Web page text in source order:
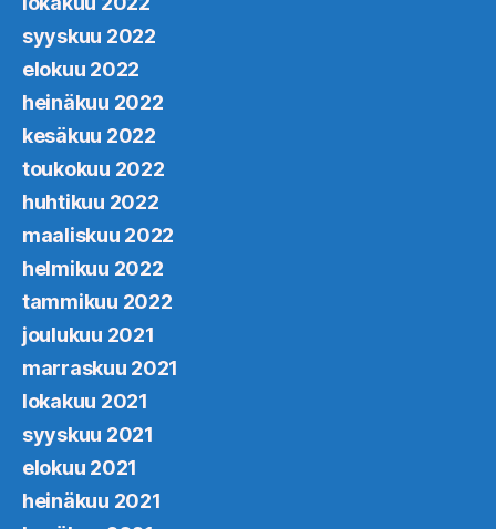
syyskuu 2022
elokuu 2022
heinäkuu 2022
kesäkuu 2022
toukokuu 2022
huhtikuu 2022
maaliskuu 2022
helmikuu 2022
tammikuu 2022
joulukuu 2021
marraskuu 2021
lokakuu 2021
syyskuu 2021
elokuu 2021
heinäkuu 2021